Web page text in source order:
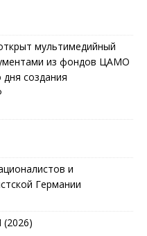
мультимедийный
из фондов ЦАМО
создания
и
Германии